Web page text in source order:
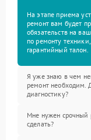
На этапе приема
ремонт вам будет
обязательств на
по ремонту
гарантийный талон.
Я уже знаю в чем
ремонт необходим.
диагностику?
Мне нужен срочный
сделать?